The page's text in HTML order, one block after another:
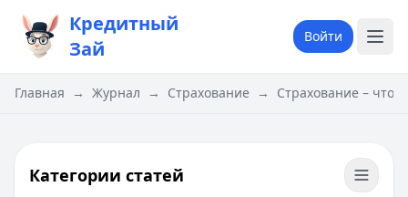
Кредитный
Зай
Войти
Главная → Журнал → Страхование → ​Страхование – что
Категории статей